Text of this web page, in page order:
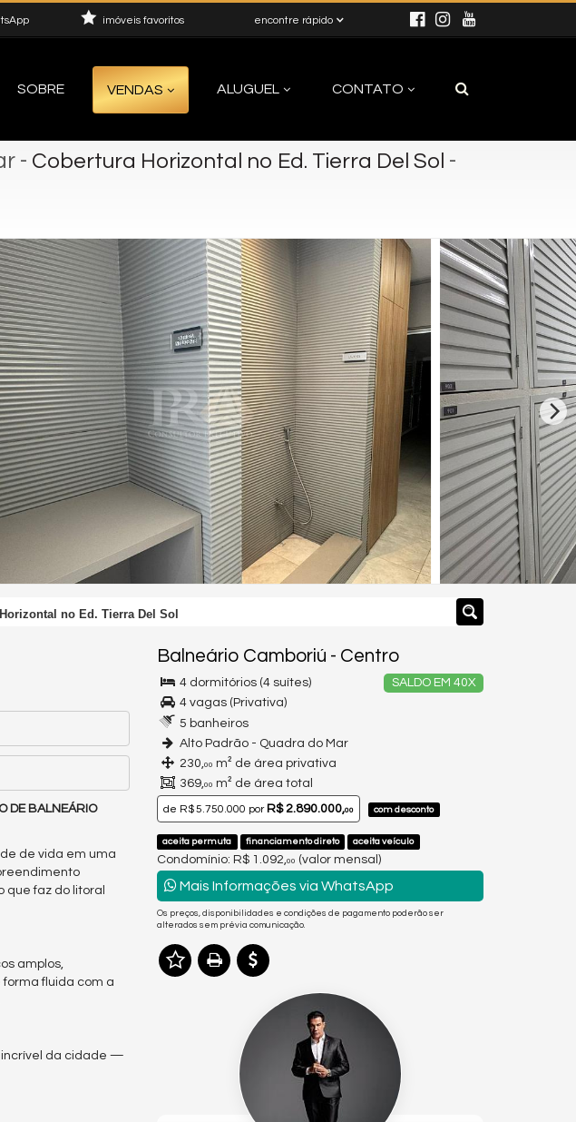
encontre rápido
imóveis favoritos
SOBRE VENDAS ALUGUEL CONTATO
- Cobertura Horizontal no Ed. Tierra Del Sol -
no Ed. Tierra Del Sol
DE BALNEÁRIO
de vida em uma
que faz do litoral
amplos,
fluida com a
incrível da cidade —
Balneário Camboriú - Centro
SALDO EM 40X
4 dormitórios (4 suítes)
4 vagas (Privativa)
5 banheiros
Alto Padrão - Quadra do Mar
230,00 m² de área privativa
369,00 m² de área total
de R$ 5.750.000 porR$ 2.890.000,00 com desconto
aceita permuta financiamento direto aceita veículo
Condomínio: R$ 1.092, 00 (valor mensal)
Mais Informações via WhatsApp
Os preços, disponibilidades e condições de pagamento poderão ser
alterados sem prévia comunicação.